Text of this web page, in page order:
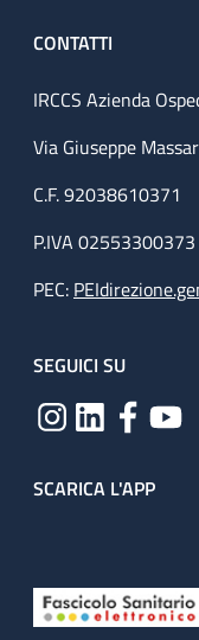
CONTATTI
IRCCS Azienda
Via Giuseppe
C.F. 92038610371
P.IVA 02553300373
PEC:
SEGUICI SU
SCARICA L'APP